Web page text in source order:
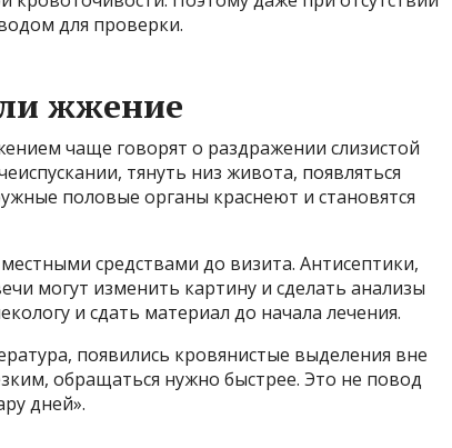
для проверки.
жжение
чаще говорят о раздражении слизистой
тянуть низ живота, появляться
половые органы краснеют и становятся
средствами до визита. Антисептики,
могут изменить картину и сделать анализы
и сдать материал до начала лечения.
появились кровянистые выделения вне
обращаться нужно быстрее. Это не повод
дней».